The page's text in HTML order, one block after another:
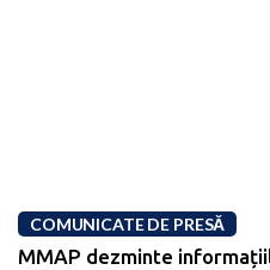
COMUNICATE DE PRESĂ
MMAP dezminte